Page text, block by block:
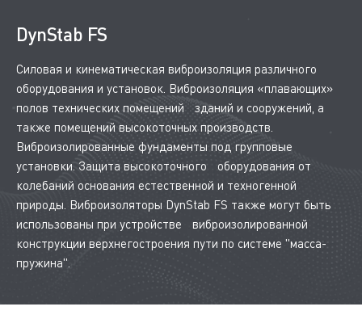
DynStab FS
Силовая и кинематическая виброизоляция различного
оборудования и установок. Виброизоляция «плавающих»
полов технических помещений зданий и сооружений, а
также помещений высокоточных производств.
Виброизолированные фундаменты под групповые
установки. Защита высокоточного оборудования от
колебаний основания естественной и техногенной
природы. Виброизоляторы DynStab FS также могут быть
использованы при устройстве виброизолированной
конструкции верхнегостроения пути по системе "масса-
пружина".